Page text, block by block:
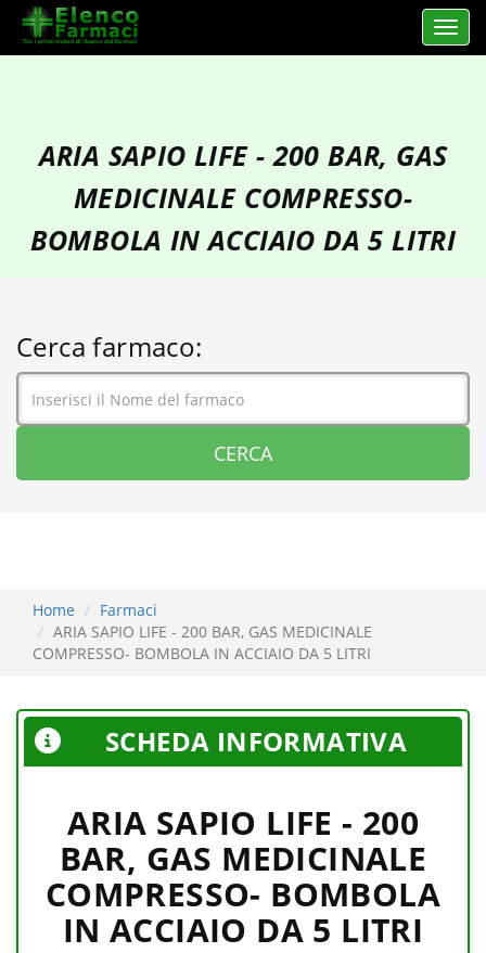
Apri
elencofarmaci.it
ARIA SAPIO LIFE - 200 BAR, GAS
MEDICINALE COMPRESSO-
BOMBOLA IN ACCIAIO DA 5 LITRI
Cerca farmaco:
Home
Farmaci
ARIA SAPIO LIFE - 200 BAR, GAS MEDICINALE
COMPRESSO- BOMBOLA IN ACCIAIO DA 5 LITRI
SCHEDA INFORMATIVA
ARIA SAPIO LIFE - 200
BAR, GAS MEDICINALE
COMPRESSO- BOMBOLA
IN ACCIAIO DA 5 LITRI